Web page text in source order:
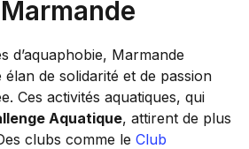
d’aquaphobie, Marmande
de solidarité et de passion
Ces activités aquatiques, qui
Aquatique, attirent de plus
clubs comme le Club